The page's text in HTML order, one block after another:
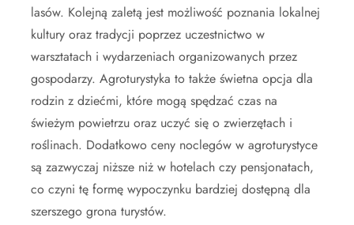
lasów. Kolejną zaletą jest możliwość poznania lokalnej
kultury oraz tradycji poprzez uczestnictwo w
warsztatach i wydarzeniach organizowanych przez
gospodarzy. Agroturystyka to także świetna opcja dla
rodzin z dziećmi, które mogą spędzać czas na
świeżym powietrzu oraz uczyć się o zwierzętach i
roślinach. Dodatkowo ceny noclegów w agroturystyce
są zazwyczaj niższe niż w hotelach czy pensjonatach,
co czyni tę formę wypoczynku bardziej dostępną dla
szerszego grona turystów.